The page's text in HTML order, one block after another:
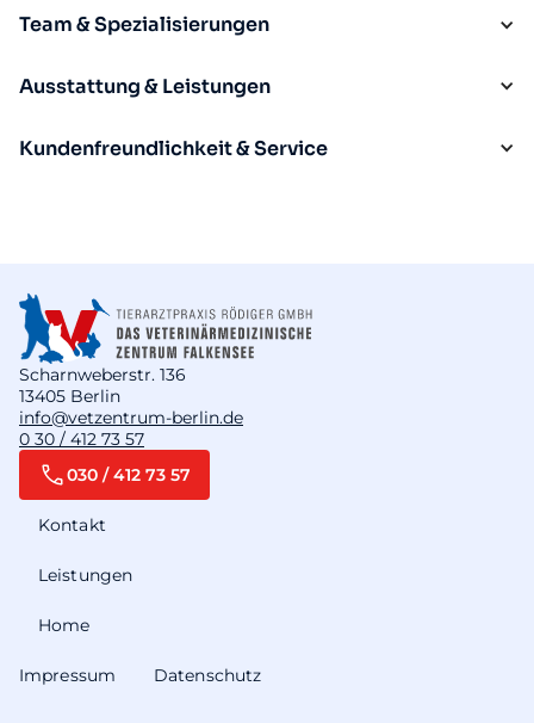
Team & Spezialisierungen
Ausstattung & Leistungen
Kundenfreundlichkeit & Service
Scharnweberstr. 136
13405 Berlin
info@vetzentrum-berlin.de
0 30 / 412 73 57
Home
Leistungen
Kontakt
030 / 412 73 57
Impressum Datenschutz